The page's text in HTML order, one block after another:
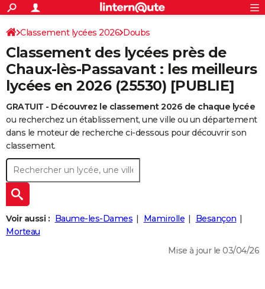
ACTUALITÉS
Politique
Société
Faits Divers
Education
Monde
Villes
+
SPORT
Coupe du monde 2026
Football
Tennis
Cyclisme
Rugby
Forum
CULTURE
Programme TV
TNT
Streaming
Cinéma
Sorties cinéma
Musique
+FINANCE
Retraite
Impôts
Epargne
Immobilier
Risques naturels par ville
Banque
Assurance
Crédit
AUTO
Essais
Réserver un essai
Citadines
Berlines
SUV
Forum auto
+
HIGH-TECH
BRICOLAGE
Forum
Aménagement intérieur
Extérieur
Cuisine
Salle de bains
Jardinage
Rangement
+WEEK-END
Guides de France
Escapades
Patrimoine
Expositions
Musées
Week-end nature
+
LIFESTYLE
Art de vivre
Bien-être
Loisirs
Mode
Modes de vie
+SANTE
S'inscrire
Connexion
Classement lycées 2026 Doubs
Classement des lycées près de
Chaux-lès-Passavant : les meilleurs
lycées en 2026 (25530) [PUBLIE]
GRATUIT - Découvrez le classement 2026 de chaque lycée
ou recherchez un établissement, une ville ou un département
dans le moteur de recherche ci-dessous pour découvrir son
classement.
Voir aussi : Baume-les-Dames Mamirolle
Besançon
Morteau
Mise à jour le 03/04/26